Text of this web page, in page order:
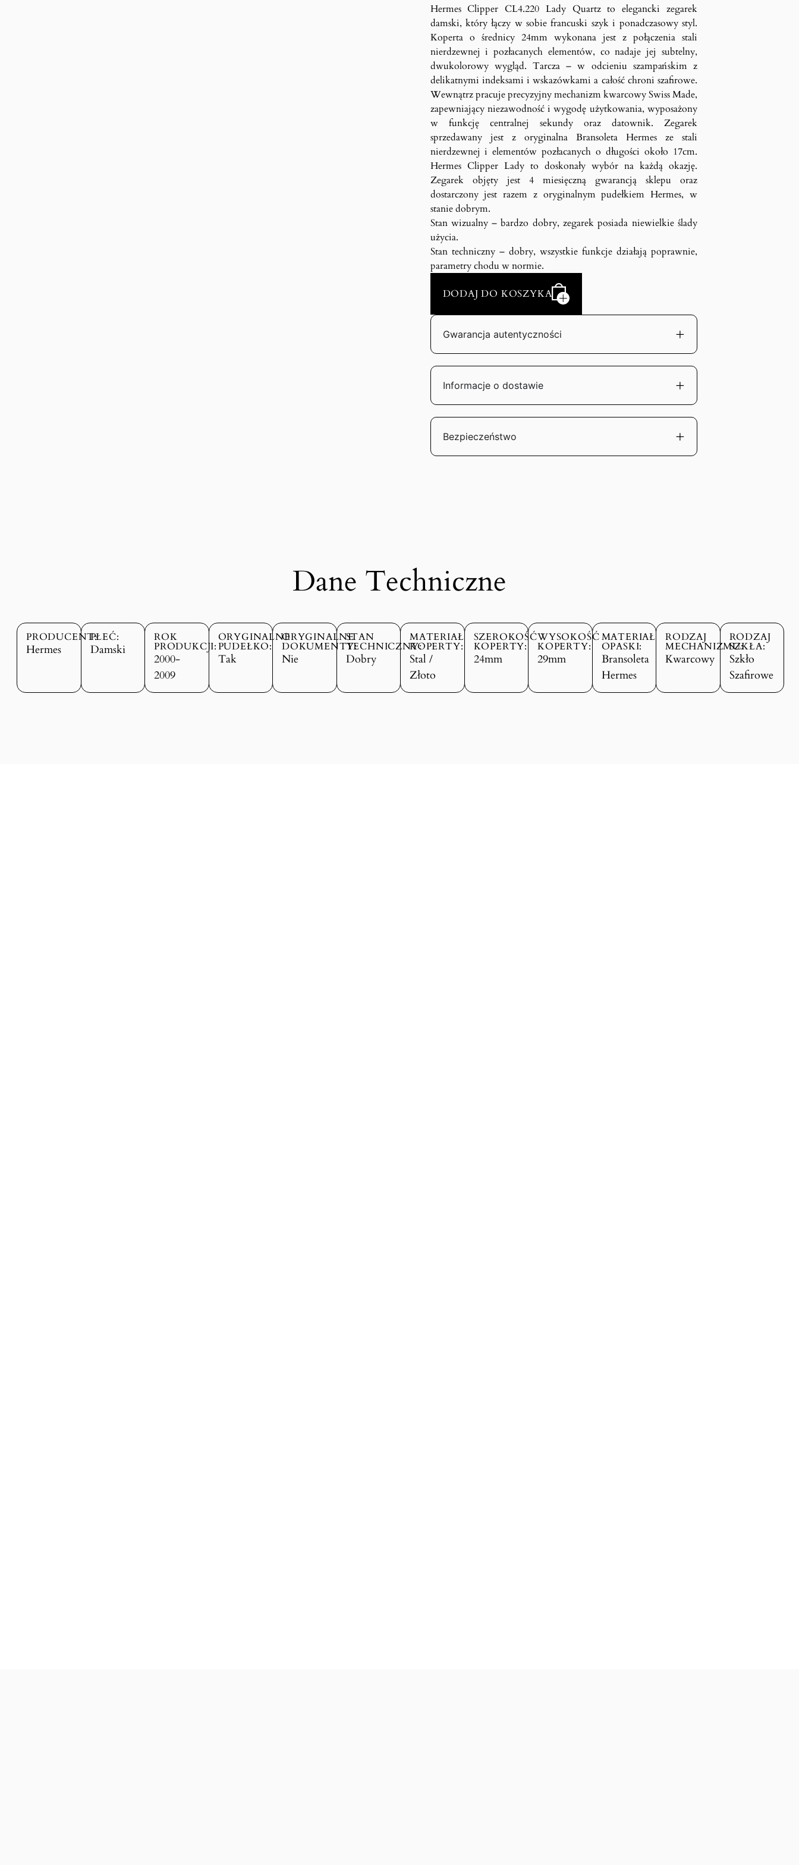
Hermes Clipper CL4.220 Lady Quartz to elegancki zegarek
damski, który łączy w sobie francuski szyk i ponadczasowy styl.
Koperta o średnicy 24mm wykonana jest z połączenia stali
nierdzewnej i pozłacanych elementów, co nadaje jej subtelny,
dwukolorowy wygląd. Tarcza – w odcieniu szampańskim z
delikatnymi indeksami i wskazówkami a całość chroni szafirowe.
Wewnątrz pracuje precyzyjny mechanizm kwarcowy Swiss Made,
zapewniający niezawodność i wygodę użytkowania, wyposażony
w funkcję centralnej sekundy oraz datownik. Zegarek
sprzedawany jest z oryginalna Bransoleta Hermes ze stali
nierdzewnej i elementów pozłacanych o długości około 17cm.
Hermes Clipper Lady to doskonały wybór na każdą okazję.
Zegarek objęty jest 4 miesięczną gwarancją sklepu oraz
dostarczony jest razem z oryginalnym pudełkiem Hermes, w
stanie dobrym.
Stan wizualny – bardzo dobry, zegarek posiada niewielkie ślady
użycia.
Stan techniczny – dobry, wszystkie funkcje działają poprawnie,
parametry chodu w normie.
DODAJ DO KOSZYKA
Gwarancja autentyczności
Informacje o dostawie
Bezpieczeństwo
Dane Techniczne
PRODUCENT:
Hermes
PŁEĆ:
Damski
ROK
PRODUKCJI:
2000-
2009
ORYGINALNE
PUDEŁKO:
Tak
ORYGINALNE
DOKUMENTY:
Nie
STAN
TECHNICZNY:
Dobry
MATERIAŁ
KOPERTY:
Stal /
Złoto
SZEROKOŚĆ
KOPERTY:
24mm
WYSOKOŚĆ
KOPERTY:
29mm
MATERIAŁ
OPASKI:
Bransoleta
Hermes
RODZAJ
MECHANIZMU:
Kwarcowy
RODZAJ
SZKŁA:
Szkło
Szafirowe